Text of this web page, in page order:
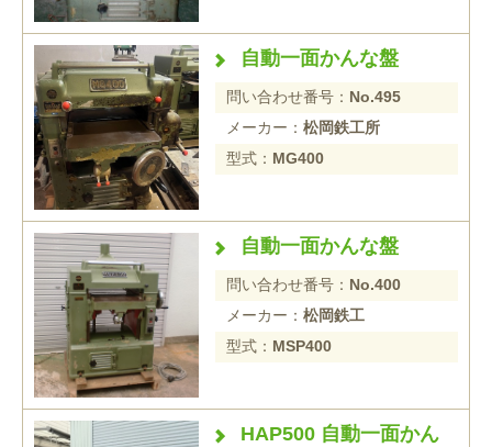
自動一面かんな盤
問い合わせ番号： No.495
メーカー： 松岡鉄工所
型式： MG400
自動一面かんな盤
問い合わせ番号： No.400
メーカー： 松岡鉄工
型式： MSP400
HAP500 自動一面かん